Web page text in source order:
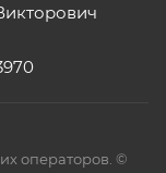
операторов. ©